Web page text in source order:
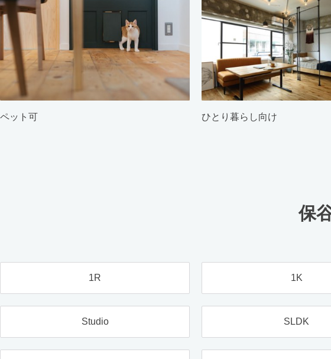
ペット可 ひとり暮らし向け
保
1R 1K
Studio SLDK